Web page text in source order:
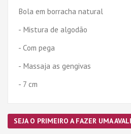
Bola em borracha natural
- Mistura de algodão
- Com pega
- Massaja as gengivas
- 7 cm
SEJA O PRIMEIRO A FAZER UMA